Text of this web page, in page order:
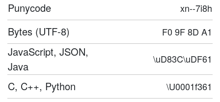
Punycode xn--7i8h
Bytes (UTF-8) F0 9F 8D A1
JavaScript, JSON,
Java
\uD83C\uDF61
C, C++, Python \U0001f361